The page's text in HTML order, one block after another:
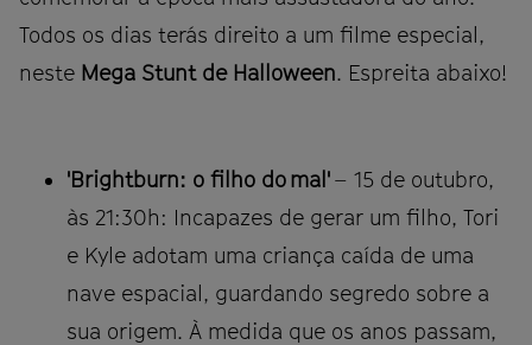
Todos os dias terás direito a um filme especial,
neste Mega Stunt de Halloween. Espreita abaixo!
'Brightburn: o filho do mal'– 15 de outubro,
às 21:30h: Incapazes de gerar um filho, Tori
e Kyle adotam uma criança caída de uma
nave espacial, guardando segredo sobre a
sua origem. À medida que os anos passam,